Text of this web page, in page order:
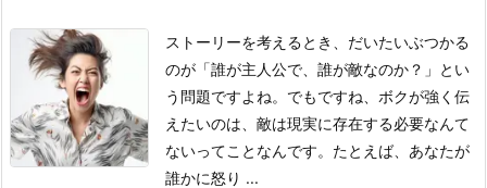
ストーリーを考えるとき、だいたいぶつかる
のが「誰が主人公で、誰が敵なのか？」とい
う問題ですよね。 でもですね、ボクが強く伝
えたいのは、敵は現実に存在する必要なんて
ないってことなんです。 たとえば、あなたが
誰かに怒り ...